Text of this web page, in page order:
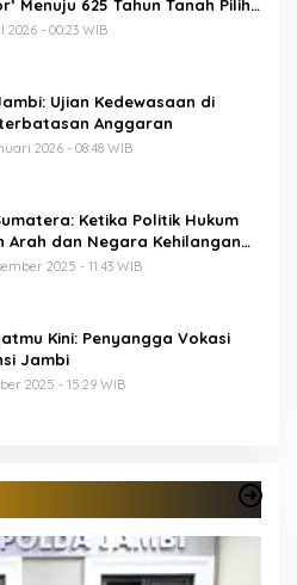
Menuju 625 Tahun Tanah Pilih
2026 - 00:23 WIB
Ujian Kedewasaan di
Anggaran
2026 - 08:48 WIB
Ketika Politik Hukum
Arah dan Negara Kehilangan
2025 - 11:43 WIB
Kini: Penyangga Vokasi
Jambi
2025 - 15:29 WIB